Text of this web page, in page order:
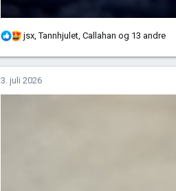
R
k
jsx ,Tannhjulet Callahan og 13 andre
3. juli 2026